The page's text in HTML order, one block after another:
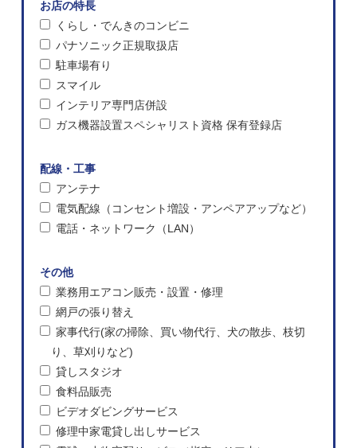
お店の特長
くらし・でんきのコンビニ
パナソニック正規取扱店
駐車場有り
スマイル
インテリア専門店併設
ガス機器設置スペシャリスト資格 保有登録店
配線・工事
アンテナ
電気配線（コンセント増設・アンペアアップなど）
電話・ネットワーク（LAN）
その他
業務用エアコン販売・設置・修理
網戸の張り替え
家事代行(家の掃除、買い物代行、犬の散歩、枝切
り、草刈りなど)
貸しスタジオ
食料品販売
ビデオダビングサービス
修理中家電貸し出しサービス